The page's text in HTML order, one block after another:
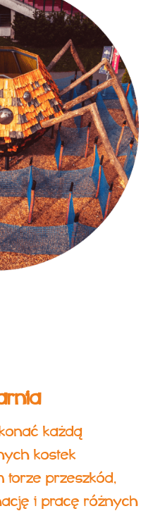
każdą
kostek
torze przeszkód,
i pracę różnych